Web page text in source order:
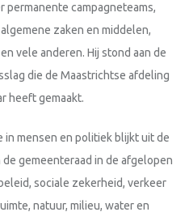
campagneteams,
zaken en middelen,
vele anderen. Hij stond aan de
die de Maastrichtse afdeling
heeft gemaakt.
in mensen en politiek blijkt uit de
gemeenteraad in de afgelopen
sociale zekerheid, verkeer
natuur, milieu, water en